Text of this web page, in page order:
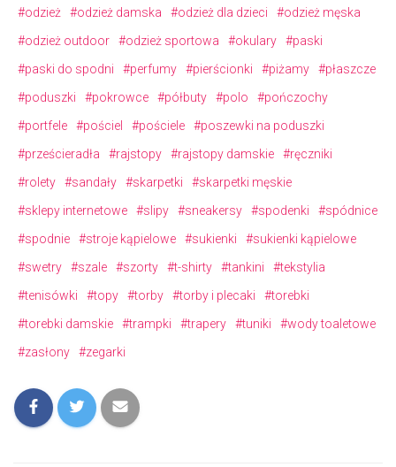
#odzież
#odzież damska #odzież dla dzieci
#odzież męska
#odzież outdoor
#odzież sportowa #okulary
#paski
#paski do spodni
#perfumy #pierścionki #piżamy
#płaszcze
#poduszki
#pokrowce #półbuty #polo
#pończochy
#portfele
#pościel #pościele
#poszewki na poduszki
#prześcieradła
#rajstopy #rajstopy damskie
#ręczniki
#rolety
#sandały #skarpetki
#skarpetki męskie
#sklepy internetowe
#slipy #sneakersy #spodenki
#spódnice
#spodnie
#stroje kąpielowe #sukienki
#sukienki kąpielowe
#swetry
#szale #szorty #t-shirty #tankini
#tekstylia
#tenisówki
#topy #torby #torby i plecaki
#torebki
#torebki damskie
#trampki #trapery #tuniki
#wody toaletowe
#zasłony
#zegarki